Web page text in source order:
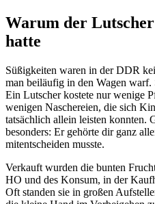
Warum der
hatte
Süßigkeiten waren in der DDR
man beiläufig in den Wagen
Ein Lutscher kostete nur wenige
wenigen Naschereien, die sich
tatsächlich allein leisten konnten.
besonders: Er gehörte dir ganz
mitentscheiden musste.
Verkauft wurden die bunten
HO und des Konsum, in der
Oft standen sie in großen